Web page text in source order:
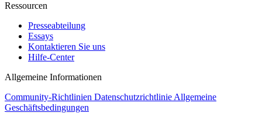
Ressourcen
Presseabteilung
Essays
Kontaktieren Sie uns
Hilfe-Center
Allgemeine Informationen
Community-Richtlinien Datenschutzrichtlinie Allgemeine
Geschäftsbedingungen